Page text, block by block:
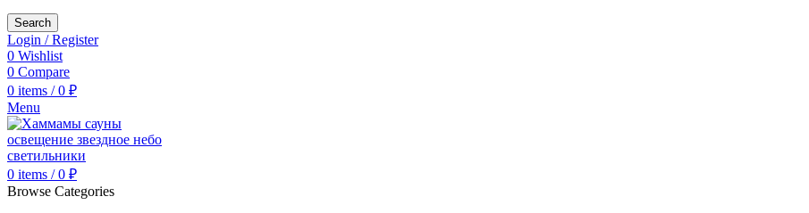
Search
Login / Register
0 Wishlist
0 Compare
0 items / 0 ₽
Menu
0 items / 0 ₽
Browse Categories